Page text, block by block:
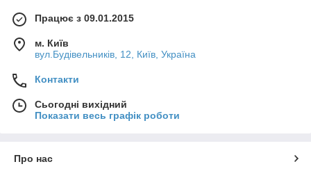
Працює з 09.01.2015
м. Київ
вул.Будівельників, 12, Київ, Україна
Контакти
Сьогодні вихідний
Показати весь графік роботи
Про нас